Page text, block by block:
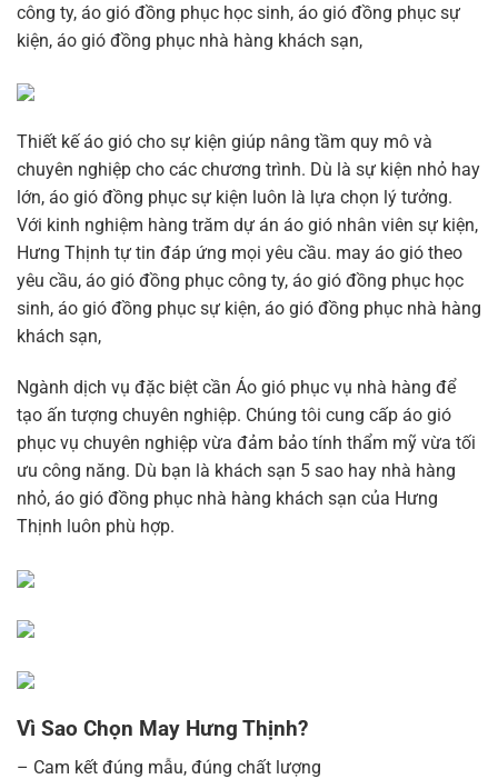
công ty, áo gió đồng phục học sinh, áo gió đồng phục sự
kiện, áo gió đồng phục nhà hàng khách sạn,
Thiết kế áo gió cho sự kiện giúp nâng tầm quy mô và
chuyên nghiệp cho các chương trình. Dù là sự kiện nhỏ hay
lớn, áo gió đồng phục sự kiện luôn là lựa chọn lý tưởng.
Với kinh nghiệm hàng trăm dự án áo gió nhân viên sự kiện,
Hưng Thịnh tự tin đáp ứng mọi yêu cầu. may áo gió theo
yêu cầu, áo gió đồng phục công ty, áo gió đồng phục học
sinh, áo gió đồng phục sự kiện, áo gió đồng phục nhà hàng
khách sạn,
Ngành dịch vụ đặc biệt cần Áo gió phục vụ nhà hàng để
tạo ấn tượng chuyên nghiệp. Chúng tôi cung cấp áo gió
phục vụ chuyên nghiệp vừa đảm bảo tính thẩm mỹ vừa tối
ưu công năng. Dù bạn là khách sạn 5 sao hay nhà hàng
nhỏ, áo gió đồng phục nhà hàng khách sạn của Hưng
Thịnh luôn phù hợp.
Vì Sao Chọn May Hưng Thịnh?
– Cam kết đúng mẫu, đúng chất lượng